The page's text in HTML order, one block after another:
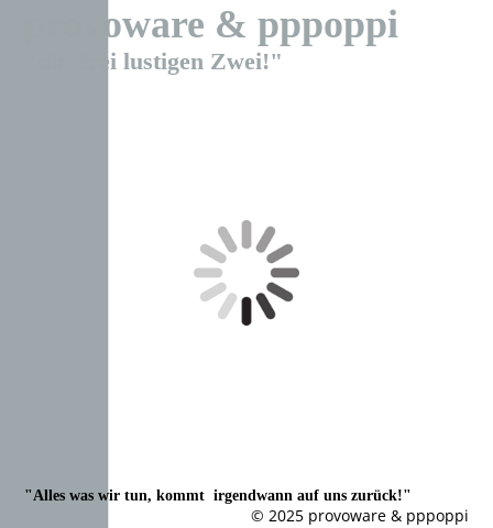
provoware & pppoppi
"die drei lustigen Zwei!"
"Alles was wir tun, kommt irgendwann auf uns zurück!"
© 2025 provoware & pppoppi